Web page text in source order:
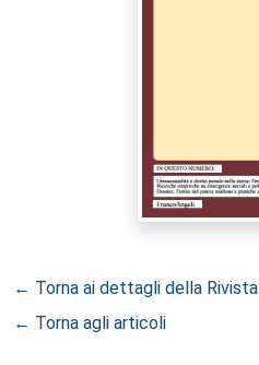
← Torna ai dettagli della Rivista
← Torna agli articoli